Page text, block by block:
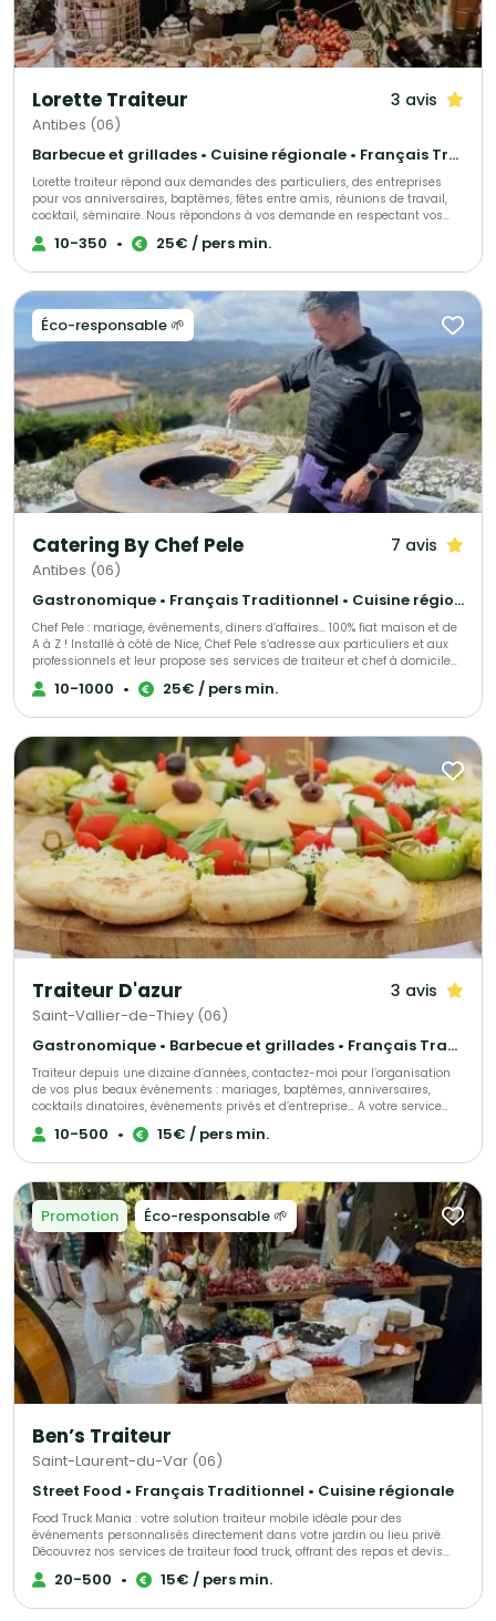
Lorette Traiteur 3 avis
Antibes (06)
Barbecue et grillades • Cuisine régionale • Français Traditionnel
Lorette traiteur répond aux demandes des particuliers, des entreprises
pour vos anniversaires, baptêmes, fêtes entre amis, réunions de travail,
cocktail, séminaire. Nous répondons à vos demande en respectant vos
souhaits et votre budget, le tout dans une ambiance familiale et
conviviale
10-350 • 25€ / pers min.
Éco-responsable 🌱
Catering By Chef Pele 7 avis
Antibes (06)
Gastronomique • Français Traditionnel • Cuisine régionale
Chef Pele : mariage, événements, diners d’affaires… 100% fiat maison et de
A à Z ! Installé à côté de Nice, Chef Pele s’adresse aux particuliers et aux
professionnels et leur propose ses services de traiteur et chef à domicile
pour l’organisation de leurs événements. Allant de l’organisation de
banquets (Prince du Danemark) à du consulting (boulangerie « Paul ») le
Il offre à sa clientèle des produits de qualité et des vins sélectionnés par
un Maître Sommelier.
10-1000 • 25€ / pers min.
Traiteur D'azur 3 avis
Saint-Vallier-de-Thiey (06)
Gastronomique • Barbecue et grillades • Français Traditionnel
Traiteur depuis une dizaine d’années, contactez-moi pour l’organisation
de vos plus beaux événements : mariages, baptêmes, anniversaires,
cocktails dinatoires, événements privés et d’entreprise… A votre service
pour la réussite de votre événement Ensemble nous élaborerons une
sélection de votre choix parmi nos assortiments de pièces cocktails, nos
soigné, sur mesure et artisanal. Possibilité de service tout compris
(serveurs professionnels…).
10-500 • 15€ / pers min.
Promotion Éco-responsable 🌱
Ben’s Traiteur
Saint-Laurent-du-Var (06)
Street Food • Français Traditionnel • Cuisine régionale
Food Truck Mania : votre solution traiteur mobile idéale pour des
événements personnalisés directement dans votre jardin ou lieu privé.
Découvrez nos services de traiteur food truck, offrant des repas et devis
sur mesure pour un événement original et mémorable. Consultez nous
pour toutes les informations nécessaires, y compris nos menus pour
20-500 • 15€ / pers min.